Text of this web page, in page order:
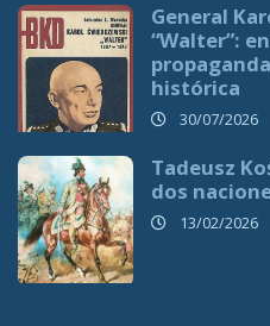
General
“Walter”:
histórica
30/07/2026
Tadeusz
dos
13/02/2026